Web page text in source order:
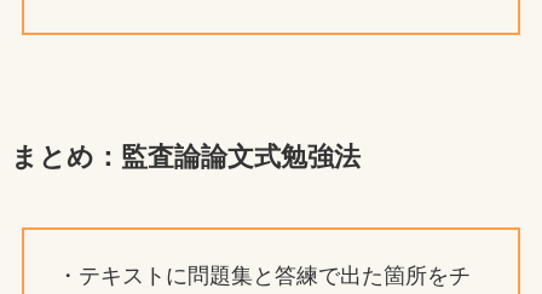
まとめ：監査論論文式勉強法
・テキストに問題集と答練で出た箇所をチ